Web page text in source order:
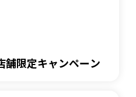
舗限定キャンペーン